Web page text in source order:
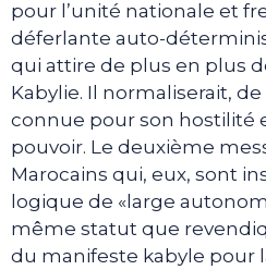
pour l’unité nationale et
déferlante auto-
qui attire de plus en plus
Kabylie. Il normaliserait,
connue pour son hostilité
pouvoir. Le deuxième
Marocains qui, eux, sont
logique de «large
même statut que
du manifeste kabyle pour